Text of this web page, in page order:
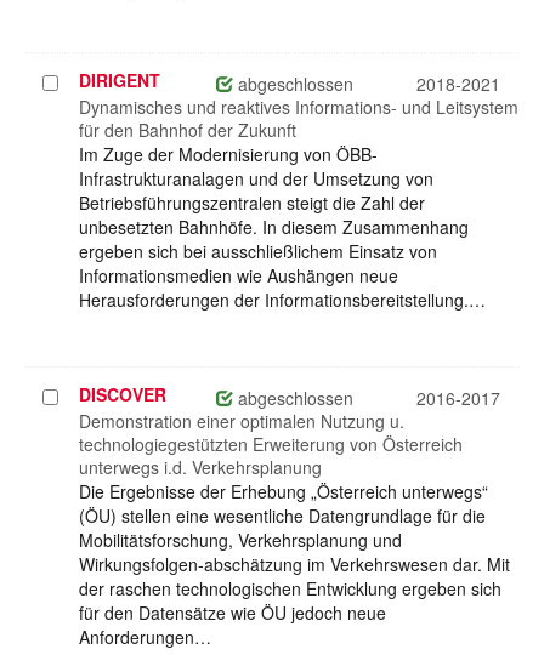
Projekt
auswählen
DIRIGENT abgeschlossen
2018-2021
Dynamisches und reaktives Informations- und Leitsystem
für den Bahnhof der Zukunft
Im Zuge der Modernisierung von ÖBB-
Infrastrukturanalagen und der Umsetzung von
Betriebsführungszentralen steigt die Zahl der
unbesetzten Bahnhöfe. In diesem Zusammenhang
ergeben sich bei ausschließlichem Einsatz von
Informationsmedien wie Aushängen neue
Herausforderungen der Informationsbereitstellung.…
Projekt
auswählen
DISCOVER abgeschlossen
2016-2017
Demonstration einer optimalen Nutzung u.
technologiegestützten Erweiterung von Österreich
unterwegs i.d. Verkehrsplanung
Die Ergebnisse der Erhebung „Österreich unterwegs“
(ÖU) stellen eine wesentliche Datengrundlage für die
Mobilitätsforschung, Verkehrsplanung und
Wirkungsfolgen-abschätzung im Verkehrswesen dar. Mit
der raschen technologischen Entwicklung ergeben sich
für den Datensätze wie ÖU jedoch neue
Anforderungen…